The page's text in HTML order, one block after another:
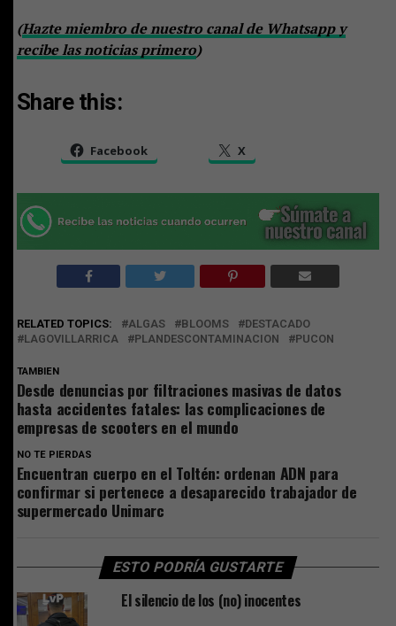
(Hazte miembro de nuestro canal de Whatsapp y
recibe las noticias primero)
Share this:
Facebook X
RELATED TOPICS: ALGAS BLOOMS
DESTACADO
LAGOVILLARRICA
PLANDESCONTAMINACION PUCON
TAMBIEN
Desde denuncias por filtraciones masivas de datos
hasta accidentes fatales: las complicaciones de
empresas de scooters en el mundo
NO TE PIERDAS
Encuentran cuerpo en el Toltén: ordenan ADN para
confirmar si pertenece a desaparecido trabajador de
supermercado Unimarc
ESTO PODRÍA GUSTARTE
El silencio de los (no) inocentes